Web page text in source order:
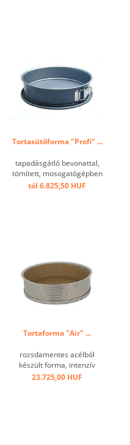
Tortasütőforma "Profi" ...
tapadásgátló bevonattal,
tömített, mosogatógépben
nem mosható! ...
tól 6.825,50 HUF
Tortaforma "Air" ...
rozsdamentes acélból
készült forma, intenzív
professzionális használatra.
23.725,00 HUF